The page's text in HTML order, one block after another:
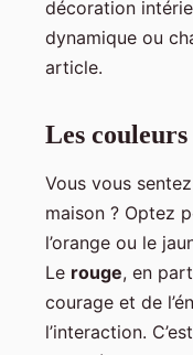
décoration
dynamique ou
article.
Les
Vous vous
maison ? Optez
l’orange ou le
Le rouge, en
courage et de
l’interaction.